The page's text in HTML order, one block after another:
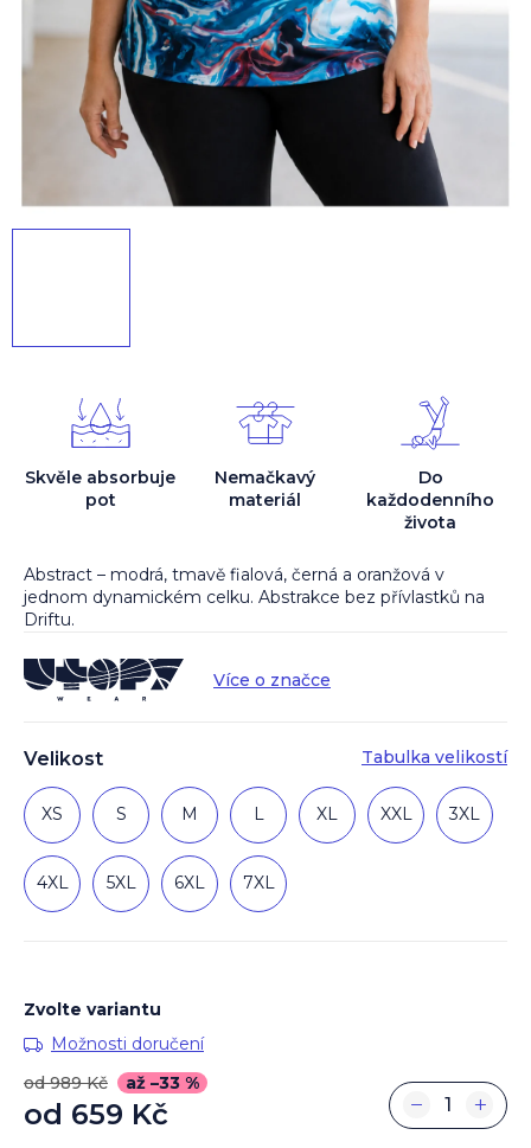
Velikost Tabulka velikostí
XS S M L XL XXL 3XL
4XL 5XL 6XL 7XL
Abstract – modrá, tmavě fialová, černá a oranžová v
jednom dynamickém celku. Abstrakce bez přívlastků na
Driftu.
Více o značce
Skvěle absorbuje
pot
Nemačkavý
materiál
Do
každodenního
života
Zvolte variantu
Možnosti doručení
od 989 Kč
až –33 %
od 659 Kč +
−